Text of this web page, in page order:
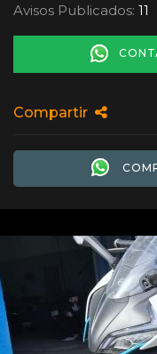
Avisos Publicados: 11
Compartir